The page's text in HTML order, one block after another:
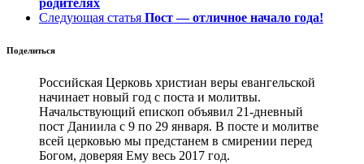
родителях
Следующая статья Пост — отличное начало года!
Поделиться
Российская Церковь христиан веры евангельской
начинает новый год с поста и молитвы.
Начальствующий епископ объявил 21-дневный
пост Даниила с 9 по 29 января. В посте и молитве
всей церковью мы предстанем в смирении перед
Богом, доверяя Ему весь 2017 год.